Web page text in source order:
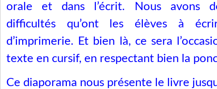
orale et dans l’écrit. Nous avons
difficultés qu’ont les élèves à
d’imprimerie. Et bien là, ce sera
texte en cursif, en respectant bien la
Ce diaporama nous présente le livre